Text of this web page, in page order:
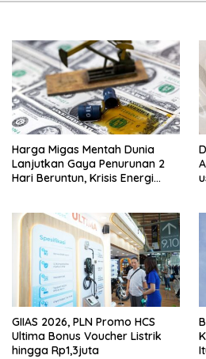
Harga Migas Mentah Dunia
Lanjutkan Gaya Penurunan 2
Hari Beruntun, Krisis Energi
GIIAS 2026, PLN Promo HCS
Ultima Bonus Voucher Listrik
hingga Rp1,3juta